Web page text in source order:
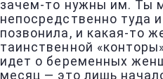
зачем-то нужны им. Ты
непосредственно туда
позвонила, и какая-то
таинственной
идет о беременных
месяц — это лишь